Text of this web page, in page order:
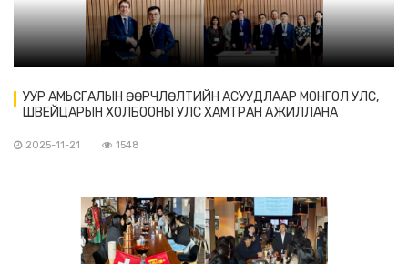
УУР АМЬСГАЛЫН ӨӨРЧЛӨЛТИЙН АСУУДЛААР МОНГОЛ УЛС,
ШВЕЙЦАРЫН ХОЛБООНЫ УЛС ХАМТРАН АЖИЛЛАНА
2025-11-21 1548